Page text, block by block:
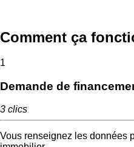
Comment ça
1
Demande de
3 clics
Vous renseignez les données